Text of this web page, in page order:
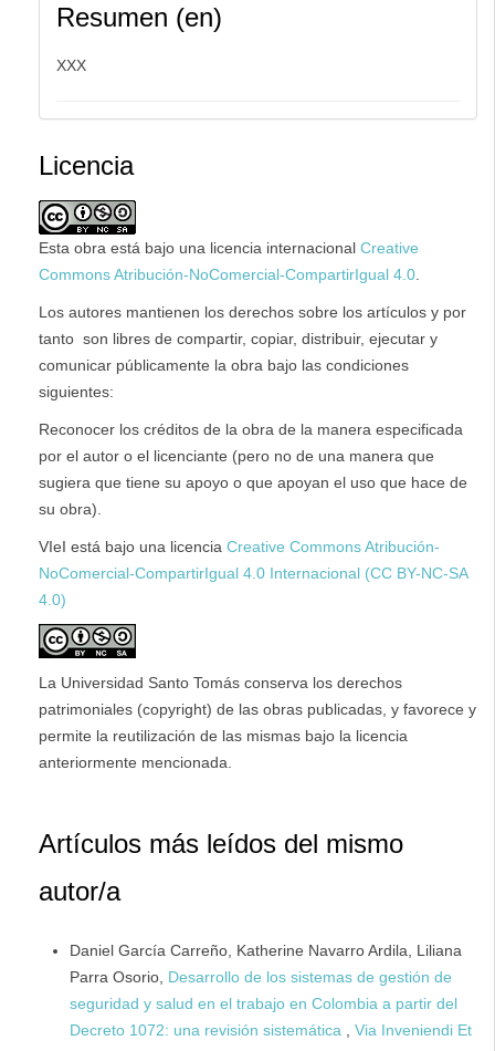
Resumen (en)
XXX
Licencia
Esta obra está bajo una licencia internacional Creative
Commons Atribución-NoComercial-CompartirIgual 4.0
Los autores mantienen los derechos sobre los artículos y por
tanto son libres de compartir, copiar, distribuir, ejecutar y
comunicar públicamente la obra bajo las condiciones
siguientes:
Reconocer los créditos de la obra de la manera especificada
por el autor o el licenciante (pero no de una manera que
sugiera que tiene su apoyo o que apoyan el uso que hace de
su obra).
VIeI está bajo una licencia Creative Commons Atribución-
NoComercial-CompartirIgual 4.0 Internacional (CC BY-NC-SA
4.0)
La Universidad Santo Tomás conserva los derechos
patrimoniales (copyright) de las obras publicadas, y favorece y
permite la reutilización de las mismas bajo la licencia
anteriormente mencionada.
Artículos más leídos del mismo
autor/a
Daniel García Carreño, Katherine Navarro Ardila, Liliana
Parra Osorio, Desarrollo de los sistemas de gestión de
seguridad y salud en el trabajo en Colombia a partir del
Decreto 1072: una revisión sistemática
Via Inveniendi Et